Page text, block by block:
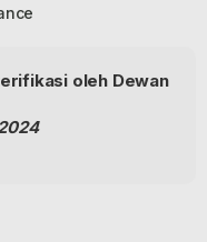
oleh Dewan